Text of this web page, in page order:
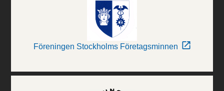
Föreningen Stockholms Företagsminnen